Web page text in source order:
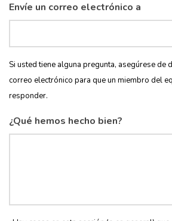
Envíe un correo electrónico a
Si usted tiene alguna pregunta, asegúrese de
correo electrónico para que un miembro del
responder.
¿Qué hemos hecho bien?